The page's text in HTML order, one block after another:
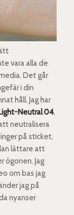
vara alla de
Det går
i din
håll. Jag har
Neutral 04,
neutralisera
på sticket,
lättare att
ögonen. Jag
om bas jag
jag på
nyanser